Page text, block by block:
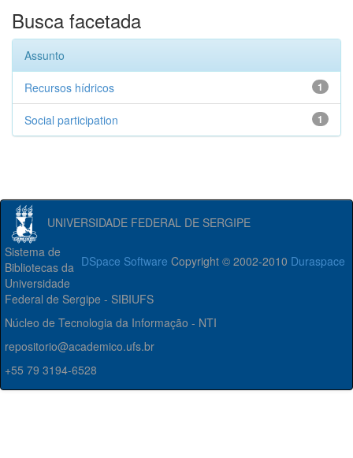
Busca facetada
Assunto
1
Recursos hídricos
1
Social participation
UNIVERSIDADE FEDERAL DE SERGIPE
DSpace Software Copyright © 2002-2010 Duraspace
Sistema de
Bibliotecas da
Universidade
Federal de Sergipe - SIBIUFS
Núcleo de Tecnologia da Informação - NTI
repositorio@academico.ufs.br
+55 79 3194-6528